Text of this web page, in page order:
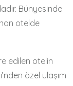
Bünyesinde
otelde
edilen otelin
özel ulaşım